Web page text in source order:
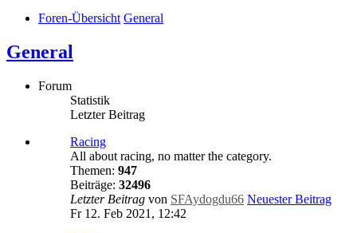
Foren-Übersicht General
General
Forum
Statistik
Letzter Beitrag
Racing
All about racing, no matter the category.
Themen: 947
Beiträge: 32496
Letzter Beitrag von SFAydogdu66 Neuester Beitrag
Fr 12. Feb 2021, 12:42